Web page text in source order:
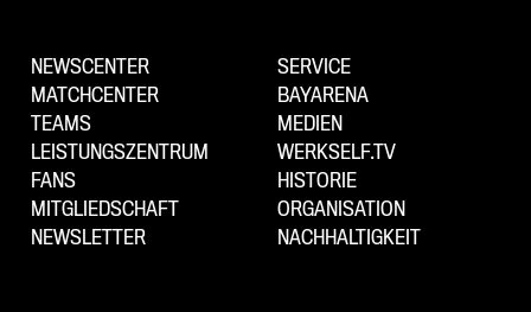
NEWSCENTER
MATCHCENTER
TEAMS
LEISTUNGSZENTRUM
FANS
MITGLIEDSCHAFT
NEWSLETTER
SERVICE
BAYARENA
MEDIEN
WERKSELF.TV
HISTORIE
ORGANISATION
NACHHALTIGKEIT